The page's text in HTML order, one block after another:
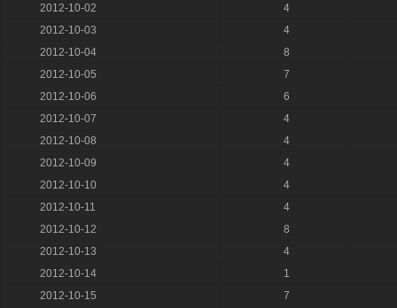
2012-10-02
4
2012-10-03
4
2012-10-04
8
2012-10-05
7
2012-10-06
6
2012-10-07
4
2012-10-08
4
2012-10-09
4
2012-10-10
4
2012-10-11
4
2012-10-12
8
2012-10-13
4
2012-10-14
1
2012-10-15
7